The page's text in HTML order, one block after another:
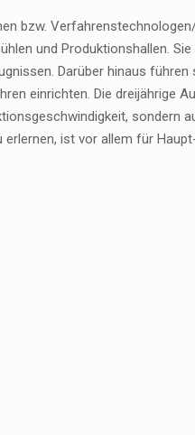
bzw.
und Produktionshallen.
Darüber hinaus
einrichten. Die dreijährige
sondern
erlernen, ist vor allem für